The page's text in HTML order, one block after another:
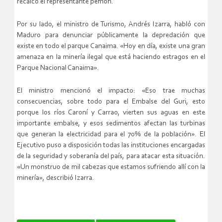
recalcó el representante pemón.
Por su lado, el ministro de Turismo, Andrés Izarra, habló con
Maduro para denunciar públicamente la depredación que
existe en todo el parque Canaima. «Hoy en día, existe una gran
amenaza en la minería ilegal que está haciendo estragos en el
Parque Nacional Canaima».
El ministro mencionó el impacto: «Eso trae muchas
consecuencias, sobre todo para el Embalse del Guri, esto
porque los ríos Caroní y Carrao, vierten sus aguas en este
importante embalse, y esos sedimentos afectan las turbinas
que generan la electricidad para el 70% de la población». El
Ejecutivo puso a disposición todas las instituciones encargadas
de la seguridad y soberanía del país, para atacar esta situación.
«Un monstruo de mil cabezas que estamos sufriendo allí con la
minería», describió Izarra.